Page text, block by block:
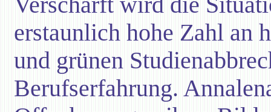
erstaunlich hohe Zahl an
und grünen
Berufserfahrung.